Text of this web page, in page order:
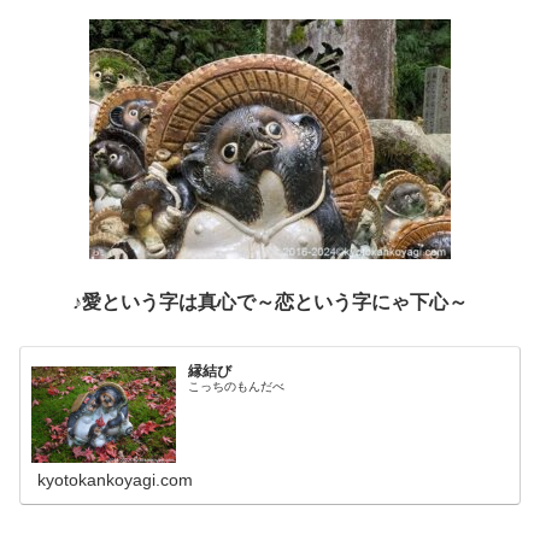
♪愛という字は真心で～恋という字にゃ下心～
縁結び
こっちのもんだべ
kyotokankoyagi.com